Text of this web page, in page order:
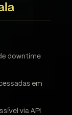
downtime
em
via API